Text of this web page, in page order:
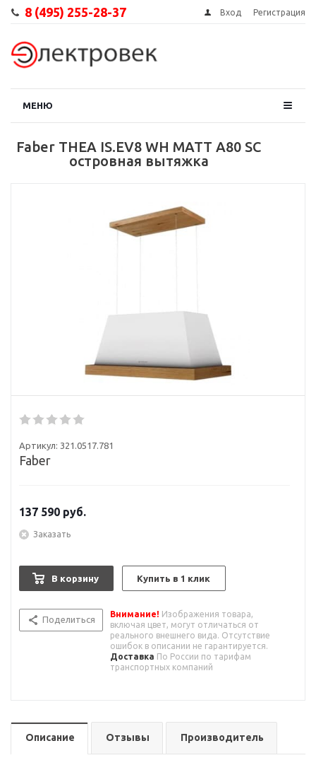
8 (495) 255-28-37 Вход Регистрация
МЕНЮ
Faber THEA IS.EV8 WH MATT A80 SC
островная вытяжка
Артикул: 321.0517.781
Faber
137 590 руб.
Заказать
В корзину Купить в 1 клик
Поделиться
Внимание! Изображения товара,
включая цвет, могут отличаться от
реального внешнего вида. Отсутствие
ошибок в описании не гарантируется.
Доставка По России по тарифам
транспортных компаний
Описание Отзывы Производитель